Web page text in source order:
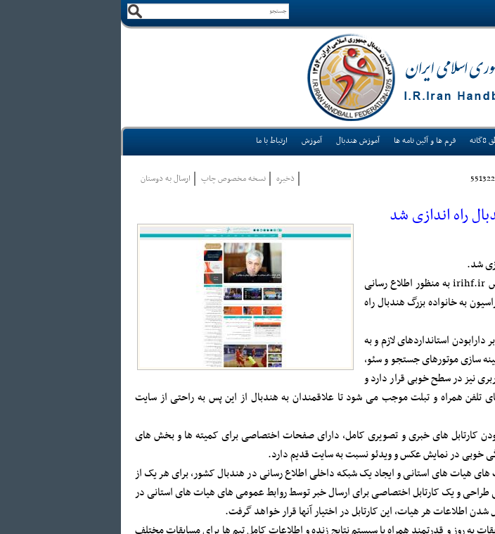
فرم ها و آئین نامه ها آموزش هندبال آموزش ارتباط با ما
ذخيره نسخه مخصوص چاپ ارسال به دوستان
راه اندازی شد
شد.
سایت جدید فدراسیون هندبال به آدرس irihf.ir به منظور اطلاع رسانی
به خانواده بزرگ هندبال راه
دارابودن استانداردهای لازم و به
سازی موتورهای جستجو و سئو،
نیز در سطح خوبی قرار دارد و
تلفن همراه و تبلت موجب می شود تا علاقمندان به هندبال از این پس به راحتی از سایت
کارتابل های خبری و تصویری کامل، دارای صفحات اختصاصی برای کمیته ها و بخش های
خوبی در نمایش عکس و ویدئو نسبت به سایت قدیم دارد.
هیات های استانی و ایجاد یک شبکه داخلی اطلاع رسانی در هندبال کشور، برای هر یک از
و یک کارتابل اختصاصی برای ارسال خبر توسط روابط عمومی های هیات های استانی در
اطلاعات هر هیات، این کارتابل در اختیار آنها قرار خواهد گرفت.